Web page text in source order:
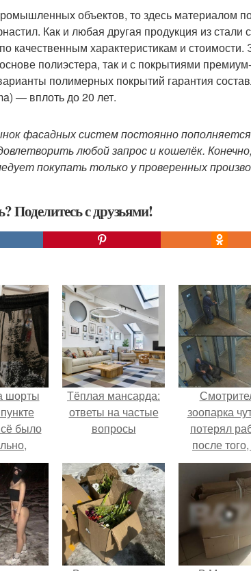
объектов, то здесь материалом
Как и любая другая продукция из
качественным характеристикам и
полиэстера, так и с покрытиями
полимерных покрытий гарантия
— вплоть до 20 лет.
фасадных систем постоянно
любой запрос и кошелёк.
покупать только у проверенных
Поделитесь с друзьями!
шорты
было
все
не
беды.
Тёплая мансарда:
ответы на частые
вопросы
зоопарка
потерял
после
камеры
как он
вольер к